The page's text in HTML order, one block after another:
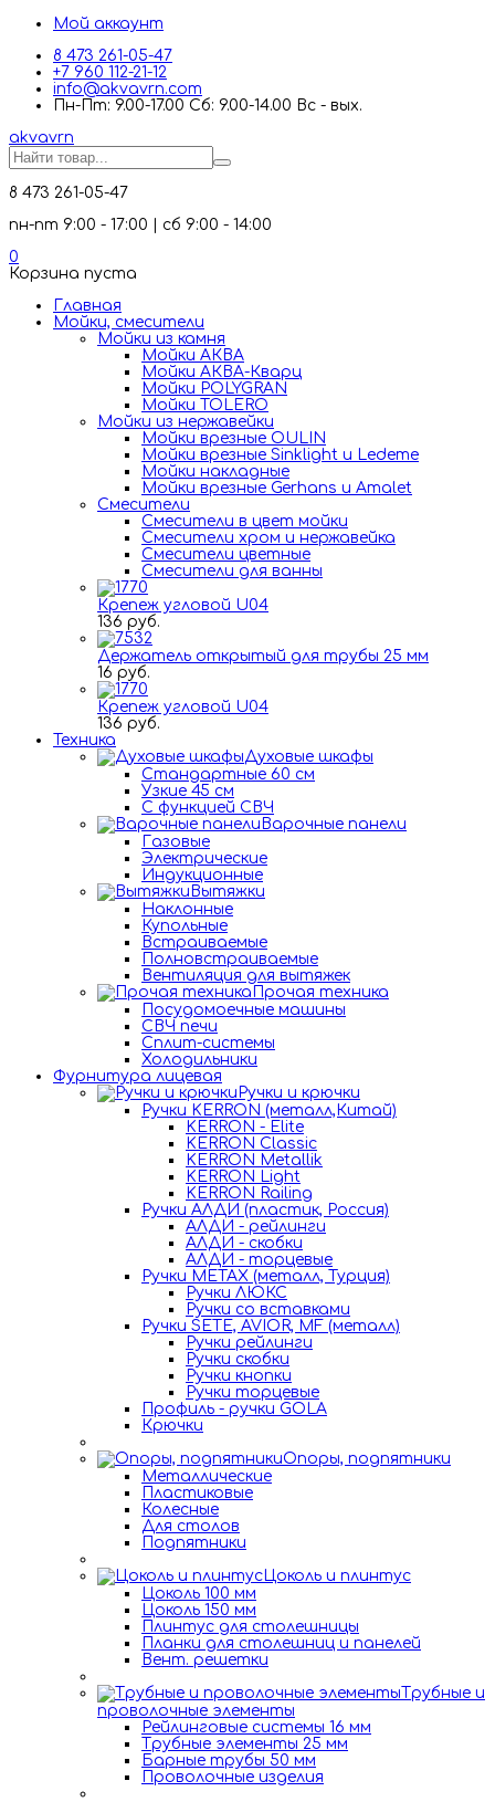
Мой аккаунт
8 473 261-05-47
+7 960 112-21-12
info@akvavrn.com
Пн-Пт: 9.00-17.00 Сб: 9.00-14.00 Вс - вых.
akvavrn
8 473 261-05-47
пн-пт 9:00 - 17:00 | сб 9:00 - 14:00
0
Корзина пуста
Главная
Мойки, смесители
Mойки из камня
Мойки АКВА
Мойки АКВА-Кварц
Мойки POLYGRAN
Мойки TOLERO
Мойки из нержавейки
Мойки врезные OULIN
Мойки врезные Sinklight и Ledeme
Мойки накладные
Мойки врезные Gerhans и Amalet
Смесители
Смесители в цвет мойки
Смесители хром и нержавейка
Смесители цветные
Смесители для ванны
Крепеж угловой U04
136 руб.
Держатель открытый для трубы 25 мм
16 руб.
Крепеж угловой U04
136 руб.
Техника
Духовые шкафы
Стандартные 60 см
Узкие 45 см
С функцией СВЧ
Варочные панели
Газовые
Электрические
Индукционные
Вытяжки
Наклонные
Купольные
Встраиваемые
Полновстраиваемые
Вентиляция для вытяжек
Прочая техника
Посудомоечные машины
СВЧ печи
Сплит-системы
Холодильники
Фурнитура лицевая
Ручки и крючки
Ручки KERRON (металл,Китай)
KERRON - Elite
KERRON Classic
KERRON Metallik
KERRON Light
KERRON Railing
Ручки АЛДИ (пластик, Россия)
АЛДИ - рейлинги
АЛДИ - скобки
АЛДИ - торцевые
Ручки METAX (металл, Турция)
Ручки ЛЮКС
Ручки со вставками
Ручки SETE, AVIOR, MF (металл)
Ручки рейлинги
Ручки скобки
Ручки кнопки
Ручки торцевые
Профиль - ручки GOLA
Крючки
Опоры, подпятники
Металлические
Пластиковые
Колесные
Для столов
Подпятники
Цоколь и плинтус
Цоколь 100 мм
Цоколь 150 мм
Плинтус для столешницы
Планки для столешниц и панелей
Вент. решетки
Трубные и
проволочные элементы
Рейлинговые системы 16 мм
Трубные элементы 25 мм
Барные трубы 50 мм
Проволочные изделия